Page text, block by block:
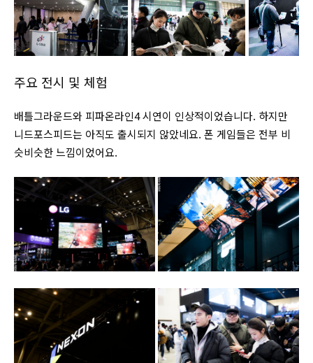
주요 전시 및 체험
배틀그라운드와 피파온라인4 시연이 인상적이었습니다. 하지만
니드포스피드는 아직도 출시되지 않았네요. 폰 게임들은 전부 비
슷비슷한 느낌이었어요.